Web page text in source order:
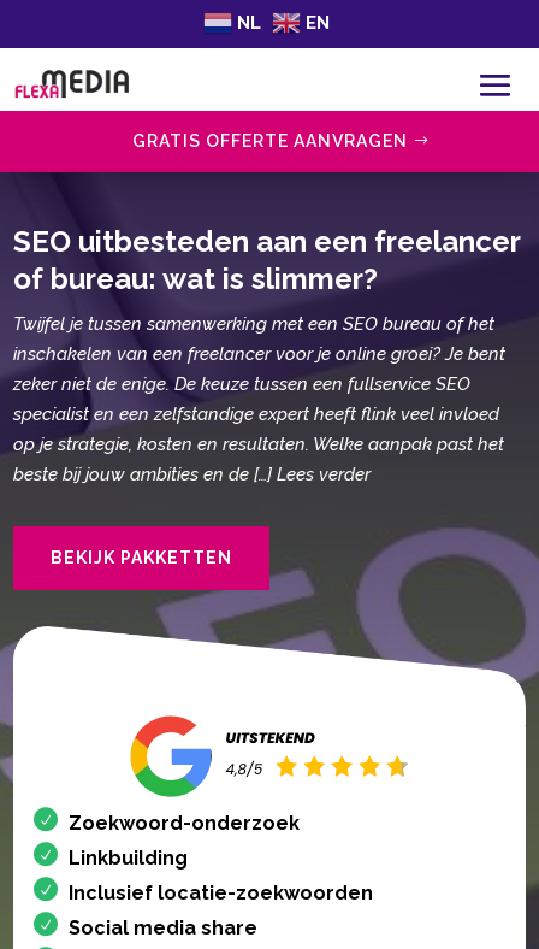
NL EN
GRATIS OFFERTE AANVRAGEN
SEO uitbesteden aan een freelancer
of bureau: wat is slimmer?
Twijfel je tussen samenwerking met een SEO bureau of het
inschakelen van een freelancer voor je online groei? Je bent
zeker niet de enige.​ De keuze tussen een fullservice SEO
specialist en een zelfstandige expert heeft flink veel invloed
op je strategie, kosten en resultaten.​ Welke aanpak past het
beste bij jouw ambities en de […] Lees verder
BEKIJK PAKKETTEN
Zoekwoord-onderzoek
Linkbuilding
Inclusief locatie-zoekwoorden
Social media share